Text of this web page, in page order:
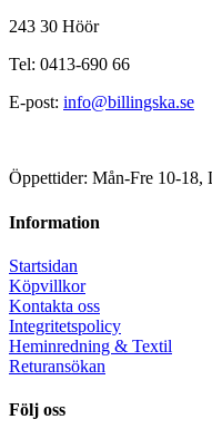
243 30 Höör
Tel: 0413-690 66
E-post: info@billingska.se
Öppettider: Mån-Fre 10-18,
Information
Startsidan
Köpvillkor
Kontakta oss
Integritetspolicy
Heminredning & Textil
Returansökan
Följ oss